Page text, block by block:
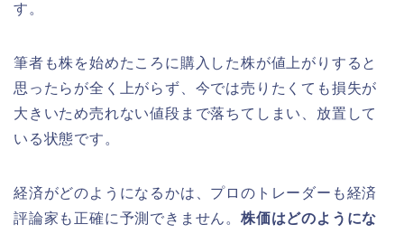
す。
筆者も株を始めたころに購入した株が値上がりすると
思ったらが全く上がらず、今では売りたくても損失が
大きいため売れない値段まで落ちてしまい、放置して
いる状態です。
経済がどのようになるかは、プロのトレーダーも経済
評論家も正確に予測できません。 株価はどのようにな